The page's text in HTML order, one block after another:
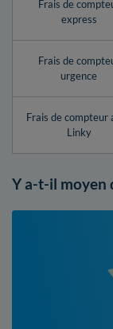
Frais de
express
Frais de
urgence
Frais de compteur
Linky
Y a-t-il moyen